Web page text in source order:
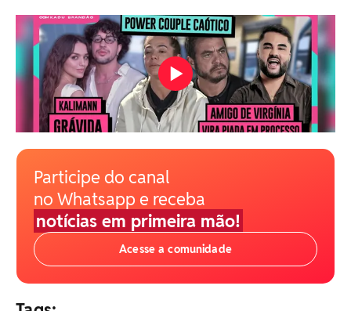
Participe do canal
no Whatsapp e receba
notícias em primeira mão!
Acesse a comunidade